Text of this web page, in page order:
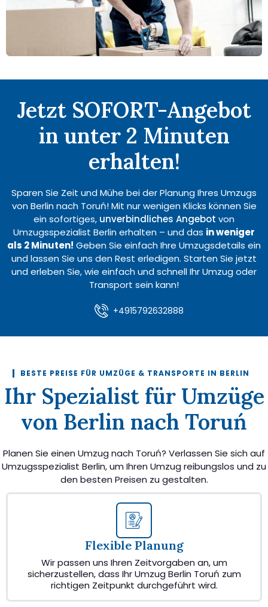
Jetzt SOFORT-Angebot
in unter 2 Minuten
erhalten!
Sparen Sie Zeit und Mühe bei der Planung Ihres Umzugs
von Berlin nach Toruń! Mit nur wenigen Klicks können Sie
ein sofortiges, unverbindliches Angebot von
Umzugsspezialist Berlin erhalten – und das in weniger
als 2 Minuten! Geben Sie einfach Ihre Umzugsdetails ein
und lassen Sie uns den Rest erledigen. Starten Sie jetzt
und erleben Sie, wie einfach und schnell Ihr Umzug oder
Transport sein kann!
+4915792632888
BESTE PREISE FÜR UMZÜGE & TRANSPORTE IN BERLIN
Ihr Spezialist für Umzüge
von Berlin nach Toruń
Planen Sie einen Umzug nach Toruń? Verlassen Sie sich auf
Umzugsspezialist Berlin, um Ihren Umzug reibungslos und zu
den besten Preisen zu gestalten.
Flexible Planung
Wir passen uns Ihren Zeitvorgaben an, um
sicherzustellen, dass Ihr Umzug Berlin Toruń zum
richtigen Zeitpunkt durchgeführt wird.